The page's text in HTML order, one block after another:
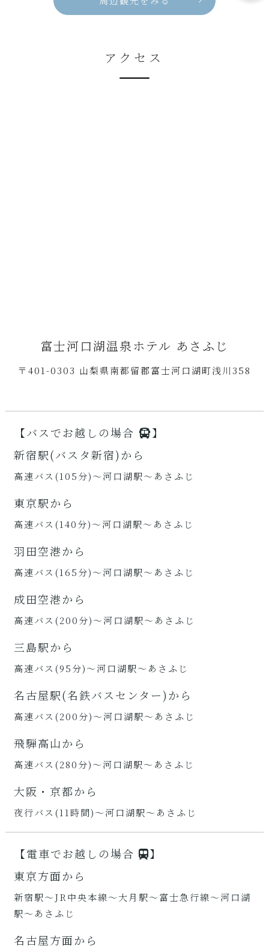
アクセス
富士河口湖温泉ホテル あさふじ
〒401-0303 山梨県南都留郡富士河口湖町浅川358
【バスでお越しの場合
】
新宿駅(バスタ新宿)から
高速バス(105分)～河口湖駅～あさふじ
東京駅から
高速バス(140分)～河口湖駅～あさふじ
羽田空港から
高速バス(165分)～河口湖駅～あさふじ
成田空港から
高速バス(200分)～河口湖駅～あさふじ
三島駅から
高速バス(95分)～河口湖駅～あさふじ
名古屋駅(名鉄バスセンター)から
高速バス(200分)～河口湖駅～あさふじ
飛騨高山から
高速バス(280分)～河口湖駅～あさふじ
大阪・京都から
夜行バス(11時間)～河口湖駅～あさふじ
【電車でお越しの場合
】
東京方面から
新宿駅～JR中央本線～大月駅～富士急行線～河口湖
駅～あさふじ
名古屋方面から